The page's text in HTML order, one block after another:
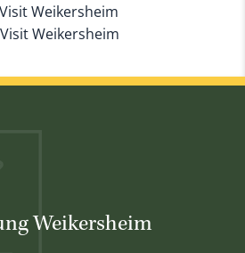
Visit Weikersheim
Visit Weikersheim
Weikersheim